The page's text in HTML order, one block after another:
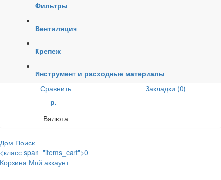
Фильтры
Вентиляция
Крепеж
Инструмент и расходные материалы
Сравнить
Закладки (0)
р.
Валюта
Дом Поиск
<класс span="items_cart">0
Корзина Мой аккаунт